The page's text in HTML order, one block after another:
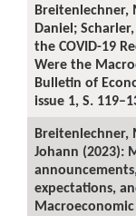
Breitenlechner,
Daniel;
the COVID-19
Were the
Bulletin of
issue 1, S.
Breitenlechner,
Johann (2023):
expectations,